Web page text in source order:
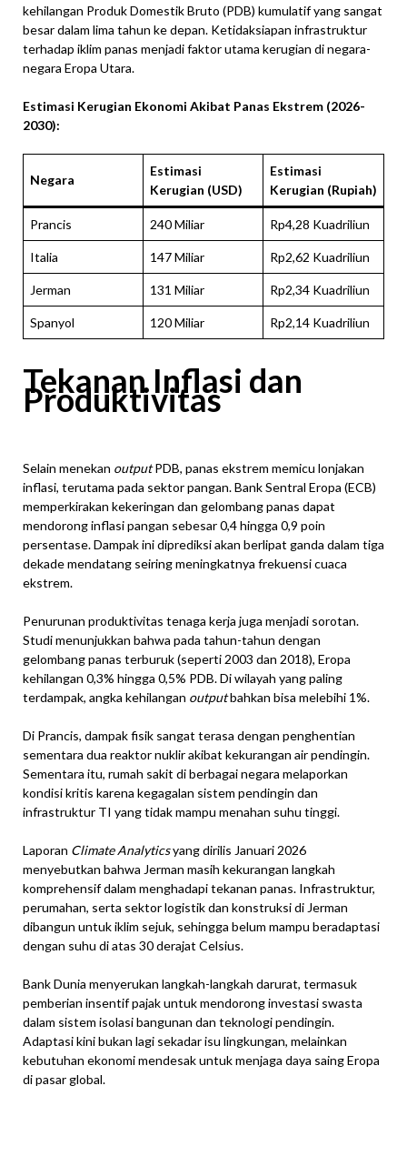
kehilangan Produk Domestik Bruto (PDB) kumulatif yang sangat
besar dalam lima tahun ke depan. Ketidaksiapan infrastruktur
terhadap iklim panas menjadi faktor utama kerugian di negara-
negara Eropa Utara.
Estimasi Kerugian Ekonomi Akibat Panas Ekstrem (2026-
2030):
Negara
Estimasi
Kerugian (USD)
Estimasi
Kerugian (Rupiah)
Prancis 240 Miliar Rp4,28 Kuadriliun
Italia 147 Miliar Rp2,62 Kuadriliun
Jerman 131 Miliar Rp2,34 Kuadriliun
Spanyol 120 Miliar Rp2,14 Kuadriliun
Tekanan Inflasi dan
Produktivitas
Selain menekan outputPDB, panas ekstrem memicu lonjakan
inflasi, terutama pada sektor pangan. Bank Sentral Eropa (ECB)
memperkirakan kekeringan dan gelombang panas dapat
mendorong inflasi pangan sebesar 0,4 hingga 0,9 poin
persentase. Dampak ini diprediksi akan berlipat ganda dalam tiga
dekade mendatang seiring meningkatnya frekuensi cuaca
ekstrem.
Penurunan produktivitas tenaga kerja juga menjadi sorotan.
Studi menunjukkan bahwa pada tahun-tahun dengan
gelombang panas terburuk (seperti 2003 dan 2018), Eropa
kehilangan 0,3% hingga 0,5% PDB. Di wilayah yang paling
terdampak, angka kehilangan outputbahkan bisa melebihi 1%.
Di Prancis, dampak fisik sangat terasa dengan penghentian
sementara dua reaktor nuklir akibat kekurangan air pendingin.
Sementara itu, rumah sakit di berbagai negara melaporkan
kondisi kritis karena kegagalan sistem pendingin dan
infrastruktur TI yang tidak mampu menahan suhu tinggi.
Laporan Climate Analyticsyang dirilis Januari 2026
menyebutkan bahwa Jerman masih kekurangan langkah
komprehensif dalam menghadapi tekanan panas. Infrastruktur,
perumahan, serta sektor logistik dan konstruksi di Jerman
dibangun untuk iklim sejuk, sehingga belum mampu beradaptasi
dengan suhu di atas 30 derajat Celsius.
Bank Dunia menyerukan langkah-langkah darurat, termasuk
pemberian insentif pajak untuk mendorong investasi swasta
dalam sistem isolasi bangunan dan teknologi pendingin.
Adaptasi kini bukan lagi sekadar isu lingkungan, melainkan
kebutuhan ekonomi mendesak untuk menjaga daya saing Eropa
di pasar global.